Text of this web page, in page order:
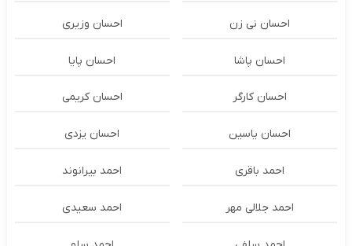
احسان نی زن احسان وزیری
احسان پاشا احسان پایا
احسان کارگر احسان کریمی
احسان یاسین احسان یزدی
احمد باقری احمد بیرانوند
احمد جلالی مهر احمد سعیدی